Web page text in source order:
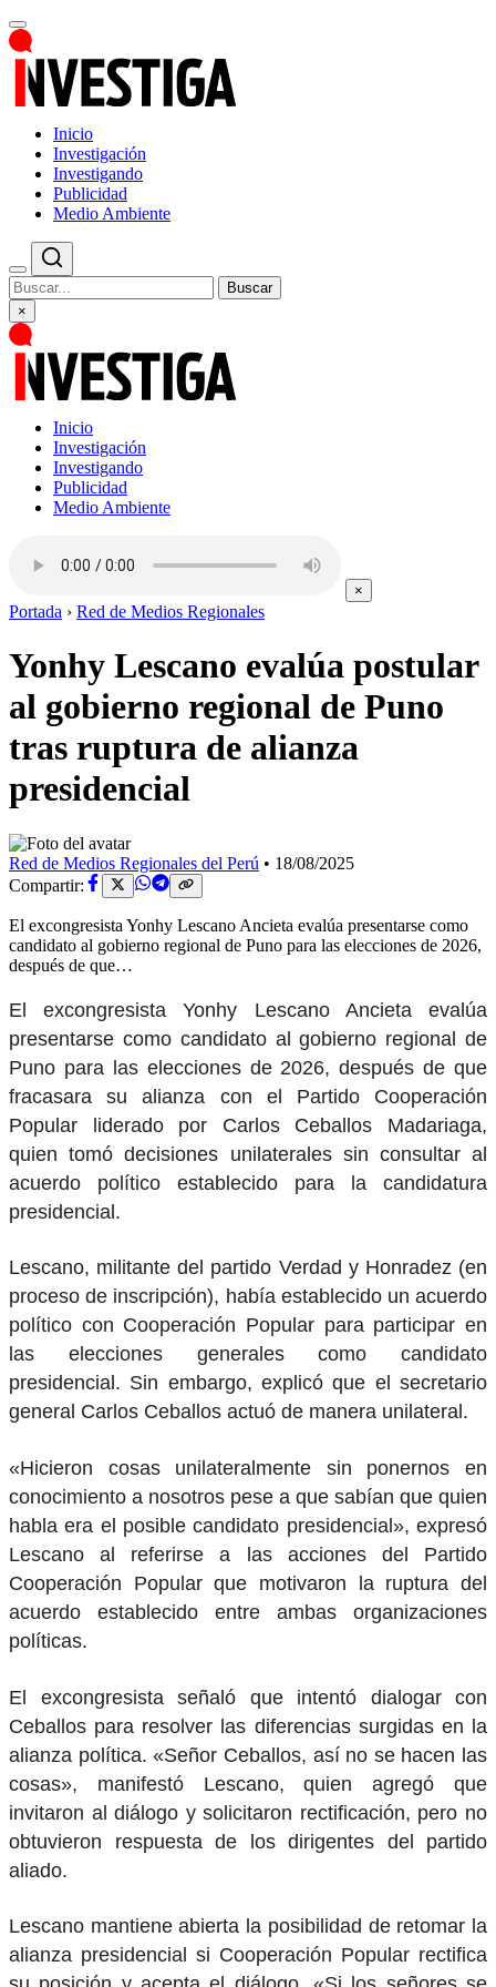
Inicio
Investigación
Investigando
Publicidad
Medio Ambiente
Buscar
×
Inicio
Investigación
Investigando
Publicidad
Medio Ambiente
×
Portada › Red de Medios Regionales
Yonhy Lescano evalúa postular
al gobierno regional de Puno
tras ruptura de alianza
presidencial
Red de Medios Regionales del Perú • 18/08/2025
Compartir:
El excongresista Yonhy Lescano Ancieta evalúa presentarse como
candidato al gobierno regional de Puno para las elecciones de 2026,
después de que…
El excongresista Yonhy Lescano Ancieta evalúa
presentarse como candidato al gobierno regional de
Puno para las elecciones de 2026, después de que
fracasara su alianza con el Partido Cooperación
Popular liderado por Carlos Ceballos Madariaga,
quien tomó decisiones unilaterales sin consultar al
acuerdo político establecido para la candidatura
presidencial.
Lescano, militante del partido Verdad y Honradez (en
proceso de inscripción), había establecido un acuerdo
político con Cooperación Popular para participar en
las elecciones generales como candidato
presidencial. Sin embargo, explicó que el secretario
general Carlos Ceballos actuó de manera unilateral.
«Hicieron cosas unilateralmente sin ponernos en
conocimiento a nosotros pese a que sabían que quien
habla era el posible candidato presidencial», expresó
Lescano al referirse a las acciones del Partido
Cooperación Popular que motivaron la ruptura del
acuerdo establecido entre ambas organizaciones
políticas.
El excongresista señaló que intentó dialogar con
Ceballos para resolver las diferencias surgidas en la
alianza política. «Señor Ceballos, así no se hacen las
cosas», manifestó Lescano, quien agregó que
invitaron al diálogo y solicitaron rectificación, pero no
obtuvieron respuesta de los dirigentes del partido
aliado.
Lescano mantiene abierta la posibilidad de retomar la
alianza presidencial si Cooperación Popular rectifica